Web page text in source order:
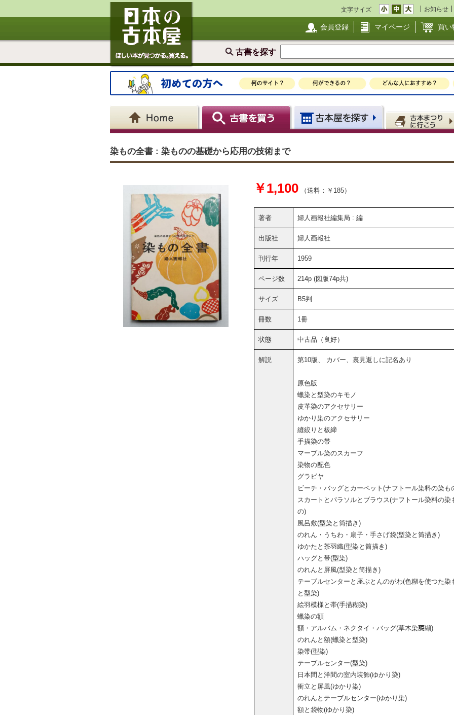
文字サイズ お知らせ
会員登録 マイページ 買い
古書を探す
染もの全書 : 染ものの基礎から応用の技術まで
￥1,100 （送料：￥185）
著者 婦人画報社編集局 : 編
出版社 婦人画報社
刊行年 1959
ページ数 214p (図版74p共)
サイズ B5判
冊数 1冊
状態 中古品（良好）
解説 第10版、 カバー、裏見返しに記名あり
原色版
蠟染と型染のキモノ
皮革染のアクセサリー
ゆかり染のアクセサリー
縫絞りと板締
手描染の帯
マーブル染のスカーフ
染物の配色
グラビヤ
ビーチ・バッグとカーペット(ナフトール染料の染も
スカートとパラソルとブラウス(ナフトール染料の染
の)
風呂敷(型染と筒描き)
のれん・うちわ・扇子・手さげ袋(型染と筒描き)
ゆかたと茶羽織(型染と筒描き)
ハッグと帯(型染)
のれんと屏風(型染と筒描き)
テーブルセンターと座ぶとんのがわ(色糊を使つた染
と型染)
絵羽模様と帯(手描糊染)
蠟染の額
額・アルバム・ネクタイ・バッグ(草木染﨟纈)
のれんと額(蠟染と型染)
染帯(型染)
テーブルセンター(型染)
日本間と洋間の室内装飾(ゆかり染)
衝立と屏風(ゆかり染)
のれんとテーブルセンター(ゆかり染)
額と袋物(ゆかり染)